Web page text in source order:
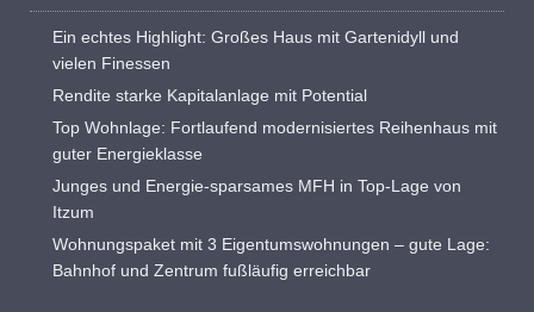
Ein echtes Highlight: Großes Haus mit Gartenidyll und
vielen Finessen
Rendite starke Kapitalanlage mit Potential
Top Wohnlage: Fortlaufend modernisiertes Reihenhaus mit
guter Energieklasse
Junges und Energie-sparsames MFH in Top-Lage von
Itzum
Wohnungspaket mit 3 Eigentumswohnungen – gute Lage:
Bahnhof und Zentrum fußläufig erreichbar